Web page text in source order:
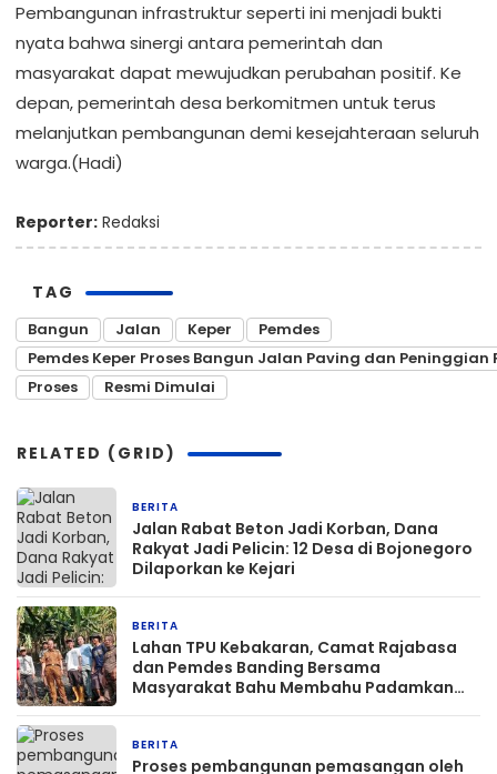
Pembangunan infrastruktur seperti ini menjadi bukti
nyata bahwa sinergi antara pemerintah dan
masyarakat dapat mewujudkan perubahan positif. Ke
depan, pemerintah desa berkomitmen untuk terus
melanjutkan pembangunan demi kesejahteraan seluruh
warga.(Hadi)
Reporter: Redaksi
TAG
Bangun Jalan Keper
Pemdes
Pemdes Keper Proses Bangun Jalan Paving dan
Proses
Resmi Dimulai
RELATED (GRID)
BERITA
Jalan Rabat Beton Jadi Korban, Dana
Rakyat Jadi Pelicin: 12 Desa di Bojonegoro
Dilaporkan ke Kejari
BERITA
Lahan TPU Kebakaran, Camat Rajabasa
dan Pemdes Banding Bersama
Masyarakat Bahu Membahu Padamkan
BERITA
Proses pembangunan pemasangan oleh